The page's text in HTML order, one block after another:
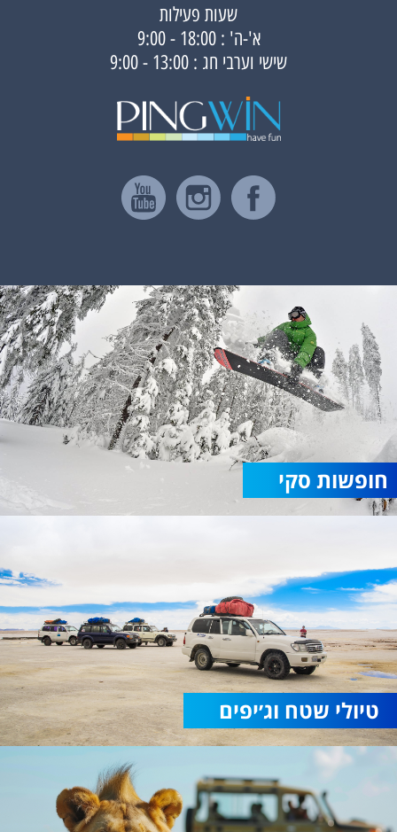
שעות פעילות
א'-ה' : 18:00 - 9:00
שישי וערבי חג : 13:00 - 9:00
חופשות סקי
טיולי שטח וג׳יפים